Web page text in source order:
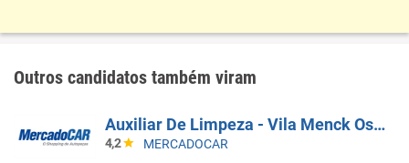
Outros candidatos também viram
Auxiliar De Limpeza - Vila Menck Osasco - SP
4,2 MERCADOCAR